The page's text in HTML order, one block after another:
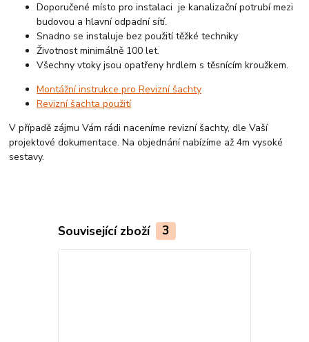
Doporučené místo pro instalaci je kanalizační potrubí mezi
budovou a hlavní odpadní sítí.
Snadno se instaluje bez použití těžké techniky
Životnost minimálně 100 let.
Všechny vtoky jsou opatřeny hrdlem s těsnícím kroužkem.
Montážní instrukce pro Revizní šachty
Revizní šachta použití
V případě zájmu Vám rádi naceníme revizní šachty, dle Vaší
projektové dokumentace. Na objednání nabízíme až 4m vysoké
sestavy.
Související zboží 3